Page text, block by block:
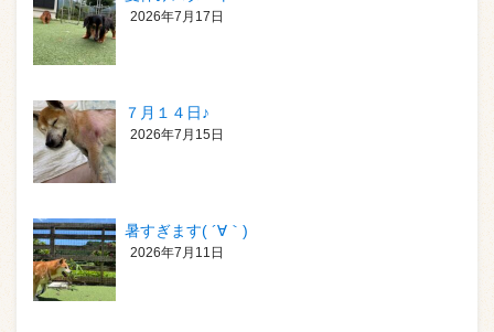
2026年7月17日
７月１４日♪
2026年7月15日
暑すぎます( ´∀｀)
2026年7月11日